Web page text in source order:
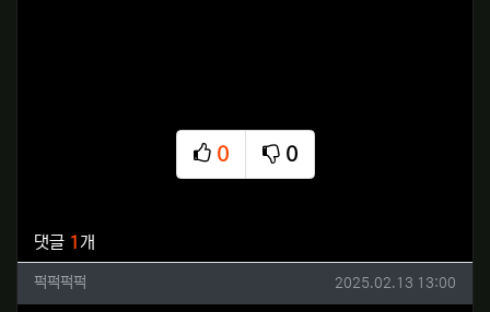
0
추천
0
비추천
댓글 1개
퍽퍽퍽퍽님의 댓글
퍽퍽퍽퍽 작성일
2025.02.13 13:00